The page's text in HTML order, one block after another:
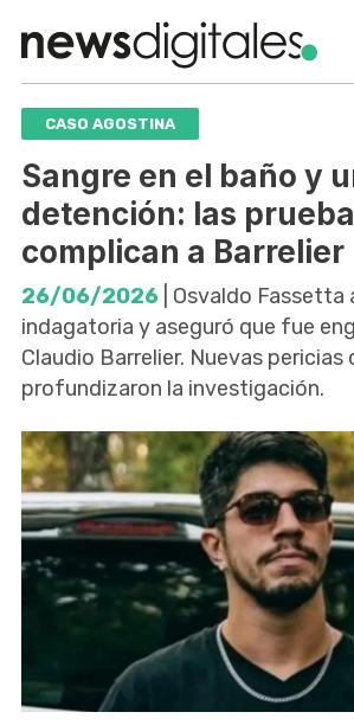
CASO AGOSTINA
Sangre en el baño y
detención: las
complican a Barrelier
26/06/2026 | Osvaldo Fassetta
indagatoria y aseguró que fue
Claudio Barrelier. Nuevas pericias
profundizaron la investigación.